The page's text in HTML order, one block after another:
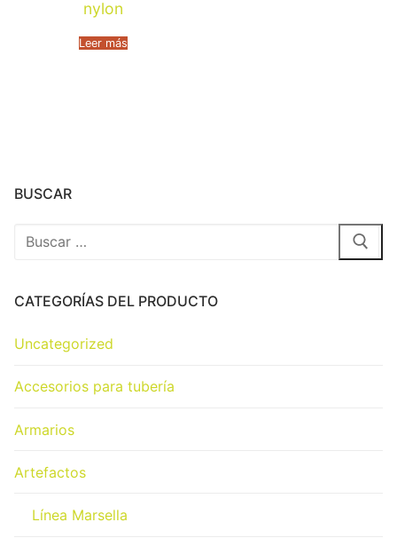
nylon
Leer más
BUSCAR
CATEGORÍAS DEL PRODUCTO
Uncategorized
Accesorios para tubería
Armarios
Artefactos
Línea Marsella